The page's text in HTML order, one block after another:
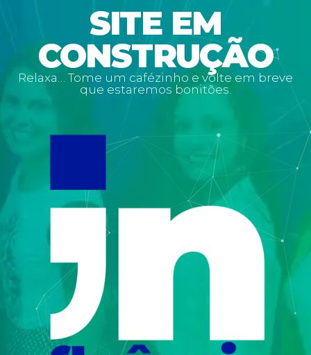
SITE EM
CONSTRUÇÃO
Relaxa… Tome um cafézinho e volte em breve
que estaremos bonitões.